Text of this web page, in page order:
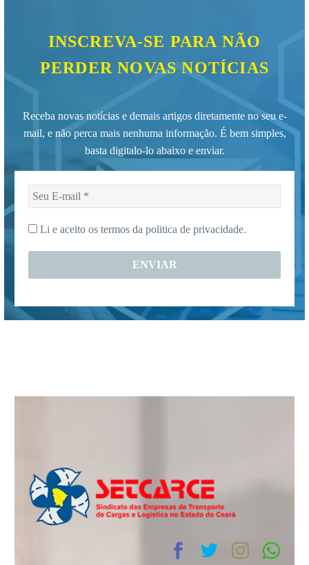
INSCREVA-SE PARA NÃO
PERDER NOVAS NOTÍCIAS
Receba novas notícias e demais artigos diretamente no seu e-
mail, e não perca mais nenhuma informação. É bem simples,
basta digitalo-lo abaixo e enviar.
Seu
E-
mail
*
Li e aceito os termos da politica de privacidade.